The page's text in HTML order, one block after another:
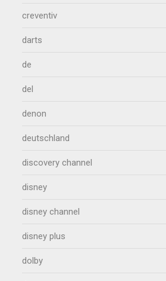
creventiv
darts
de
del
denon
deutschland
discovery channel
disney
disney channel
disney plus
dolby